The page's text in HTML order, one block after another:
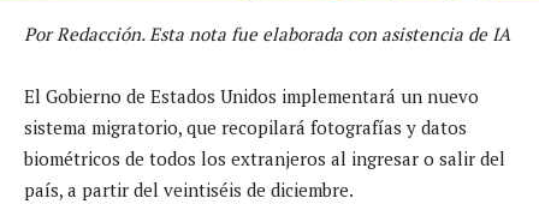
Por Redacción. Esta nota fue elaborada con asistencia de IA
El Gobierno de Estados Unidos implementará un nuevo
sistema migratorio, que recopilará fotografías y datos
biométricos de todos los extranjeros al ingresar o salir del
país, a partir del veintiséis de diciembre.